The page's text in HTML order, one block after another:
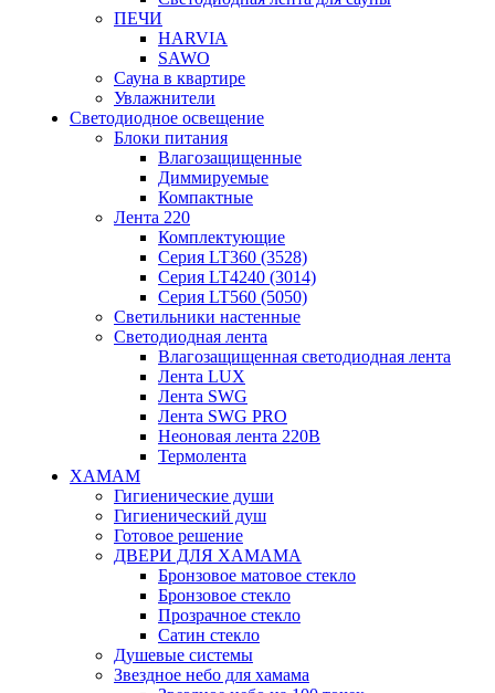
ПЕЧИ
HARVIA
SAWO
Сауна в квартире
Увлажнители
Светодиодное освещение
Блоки питания
Влагозащищенные
Диммируемые
Компактные
Лента 220
Комплектующие
Серия LT360 (3528)
Серия LT4240 (3014)
Серия LT560 (5050)
Светильники настенные
Светодиодная лента
Влагозащищенная светодиодная лента
Лента LUX
Лента SWG
Лента SWG PRO
Неоновая лента 220В
Термолента
ХАМАМ
Гигиенические души
Гигиенический душ
Готовое решение
ДВЕРИ ДЛЯ ХАМАМА
Бронзовое матовое стекло
Бронзовое стекло
Прозрачное стекло
Сатин стекло
Душевые системы
Звездное небо для хамама